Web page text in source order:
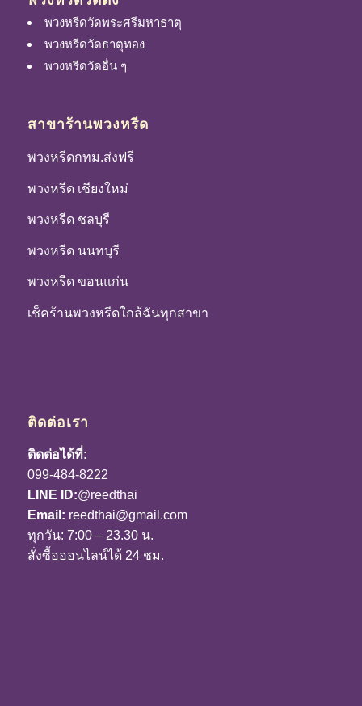
พวงหรีดวัดพระศรีมหาธาตุ
พวงหรีดวัดธาตุทอง
พวงหรีดวัดอื่น ๆ
สาขาร้านพวงหรีด
พวงหรีดกทม.ส่งฟรี
พวงหรีด เชียงใหม่
พวงหรีด ชลบุรี
พวงหรีด นนทบุรี
พวงหรีด ขอนแก่น
เช็คร้านพวงหรีดใกล้ฉันทุกสาขา
ติดต่อเรา
ติดต่อได้ที่:
099-484-8222
LINE ID:@reedthai
Email: reedthai@gmail.com
ทุกวัน: 7:00 – 23.30 น.
สั่งซื้อออนไลน์ได้ 24 ชม.